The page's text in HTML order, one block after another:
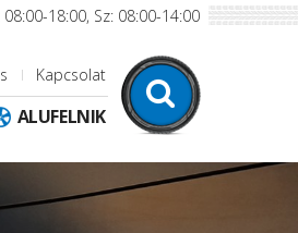
08:00-18:00, Sz: 08:00-14:00
Kapcsolat
ALUFELNIK